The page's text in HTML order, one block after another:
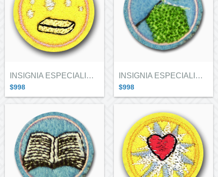
INSIGNIA ESPECIALIDAD ALITAS "FABRI...
$998
INSIGNIA ESPECIALIDAD GUIAS EN CARAVANA...
$998